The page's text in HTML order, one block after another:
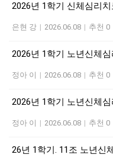
2026년 1학기 신체심리
은현 강 | 2026.06.08 | 추천 0
2026년 1학기 노년신체
정아 이 | 2026.06.08 | 추천 0
2026년 1학기 노년신체
정아 이 | 2026.06.08 | 추천 0
26년 1학기. 11조 노년신